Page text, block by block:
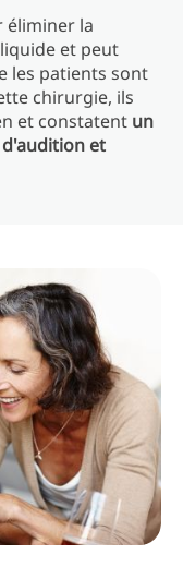
éliminer la
et peut
les patients sont
chirurgie, ils
et constatent un
et